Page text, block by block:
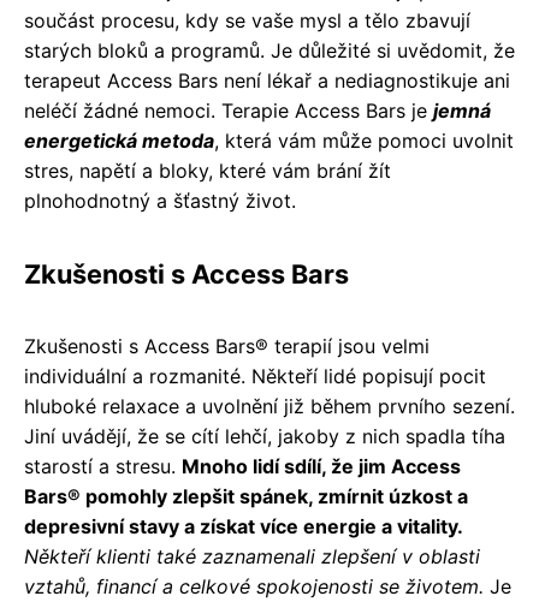
součást procesu, kdy se vaše mysl a tělo zbavují
starých bloků a programů. Je důležité si uvědomit, že
terapeut Access Bars není lékař a nediagnostikuje ani
neléčí žádné nemoci. Terapie Access Bars je jemná
energetická metoda, která vám může pomoci uvolnit
stres, napětí a bloky, které vám brání žít
plnohodnotný a šťastný život.
Zkušenosti s Access Bars
Zkušenosti s Access Bars® terapií jsou velmi
individuální a rozmanité. Někteří lidé popisují pocit
hluboké relaxace a uvolnění již během prvního sezení.
Jiní uvádějí, že se cítí lehčí, jakoby z nich spadla tíha
starostí a stresu. Mnoho lidí sdílí, že jim Access
Bars® pomohly zlepšit spánek, zmírnit úzkost a
depresivní stavy a získat více energie a vitality.
Někteří klienti také zaznamenali zlepšení v oblasti
vztahů, financí a celkové spokojenosti se životem. Je